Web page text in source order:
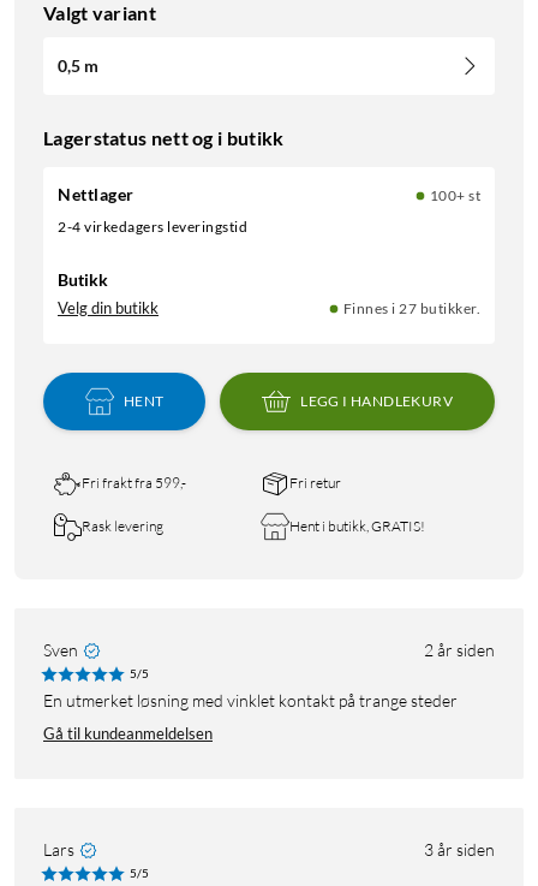
Valgt variant
0,5 m
Lagerstatus nett og i butikk
Nettlager
100+ st
2-4 virkedagers leveringstid
Butikk
Velg din butikk Finnes i 27 butikker.
HENT LEGG I HANDLEKURV
Fri frakt fra 599,- Fri retur
Rask levering Hent i butikk, GRATIS!
Sven 2 år siden
5/5
En utmerket løsning med vinklet kontakt på trange steder
Gå til kundeanmeldelsen
Lars 3 år siden
5/5